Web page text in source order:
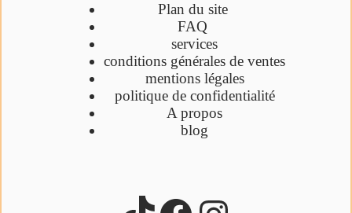
Plan du site
FAQ
services
conditions générales de ventes
mentions légales
politique de confidentialité
A propos
blog